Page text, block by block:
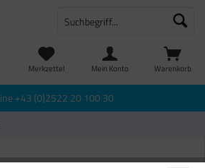
Warenkorb
Merkzettel Mein Konto
+43 (0)2522 20 100 30